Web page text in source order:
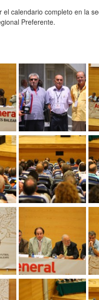
el calendario completo en la
Preferente.